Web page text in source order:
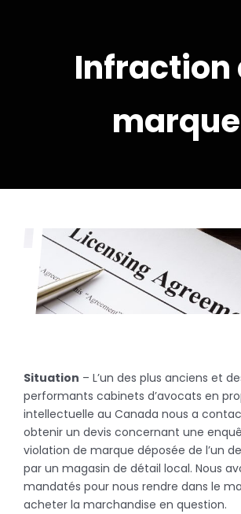
Infraction
marque
Situation – L’un des plus anciens et
performants cabinets d’avocats en
intellectuelle au Canada nous a
obtenir un devis concernant une
violation de marque déposée de l’un
par un magasin de détail local. Nous
mandatés pour nous rendre dans le
acheter la marchandise en question.